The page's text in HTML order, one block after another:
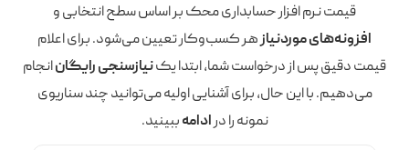
قیمت نرم افزار حسابداری محک بر اساس سطح انتخابی و
افزونه‌های موردنیازهر کسب‌وکار تعیین می‌شود. برای اعلام
قیمت دقیق پس از درخواست شما، ابتدا یکنیازسنجی رایگانانجام
می‌دهیم. با این حال، برای آشنایی اولیه می‌توانید چند سناریوی
نمونه را درادامهببینید.